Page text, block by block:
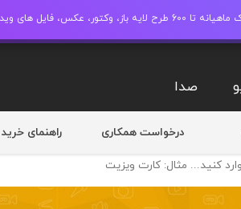
عکس، فایل های ویدیو وصدا دانلود کنید.
صدا
درخواست همکاری راهنمای خرید